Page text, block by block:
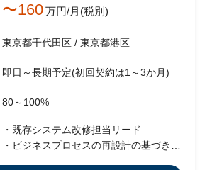
〜160万円/月(税別)
東京都千代田区 / 東京都港区
即日～長期予定(初回契約は1～3か月)
80～100%
・既存システム改修担当リード
・ビジネスプロセスの再設計の基づき、